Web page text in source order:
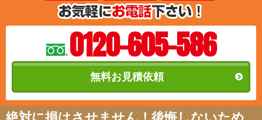
0120-605-586
無料お見積依頼